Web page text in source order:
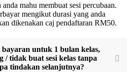
mahu membuat sesi percubaan.
mengikut durasi yang anda
dikenakan caj pendaftaran RM50.
bayaran untuk 1 bulan kelas,
tidak buat sesi kelas tanpa
tindakan selanjutnya?